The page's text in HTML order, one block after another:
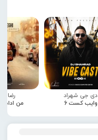
دی جی شهراد
وایب کست 6
رضا
من